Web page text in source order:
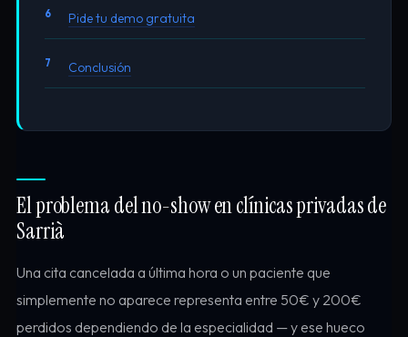
Pide tu demo gratuita
Conclusión
El problema del no-show en clínicas privadas de
Sarrià
Una cita cancelada a última hora o un paciente que
simplemente no aparece representa entre 50€ y 200€
perdidos dependiendo de la especialidad — y ese hueco